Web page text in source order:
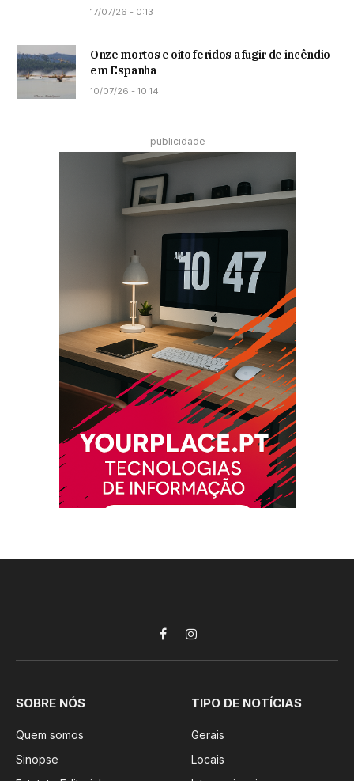
17/07/26 - 0:13
Onze mortos e oito feridos a fugir de incêndio
em Espanha
10/07/26 - 10:14
publicidade
FacebookInstagram
SOBRE NÓS
Quem somos
Sinopse
TIPO DE NOTÍCIAS
Gerais
Locais